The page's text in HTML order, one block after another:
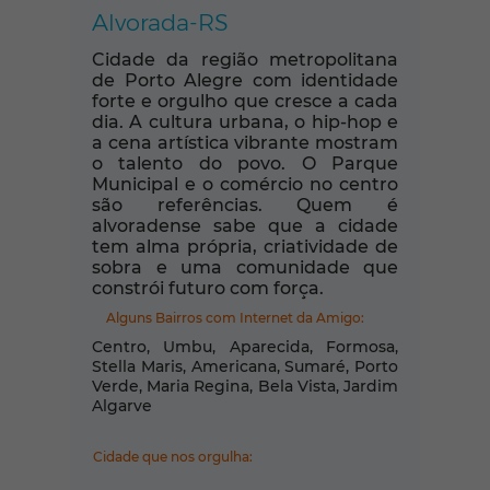
Alvorada-RS
Cidade da região metropolitana
de Porto Alegre com identidade
forte e orgulho que cresce a cada
dia. A cultura urbana, o hip-hop e
a cena artística vibrante mostram
o talento do povo. O Parque
Municipal e o comércio no centro
são referências. Quem é
alvoradense sabe que a cidade
tem alma própria, criatividade de
sobra e uma comunidade que
constrói futuro com força.
Alguns Bairros com Internet da Amigo:
Centro, Umbu, Aparecida, Formosa,
Stella Maris, Americana, Sumaré, Porto
Verde, Maria Regina, Bela Vista, Jardim
Algarve
Cidade que nos orgulha: